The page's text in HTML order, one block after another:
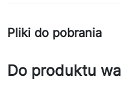
Pliki do pobrania
Do produktu